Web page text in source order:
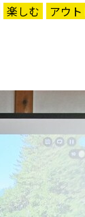
楽しむ アウ